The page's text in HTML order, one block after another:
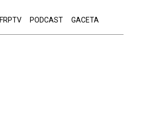
FRPTV PODCAST GACETA